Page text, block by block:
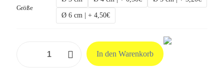
Größe
Ø 6 cm | + 4,50€
In den Warenkorb